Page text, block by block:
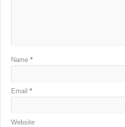
Name*
Email*
Website